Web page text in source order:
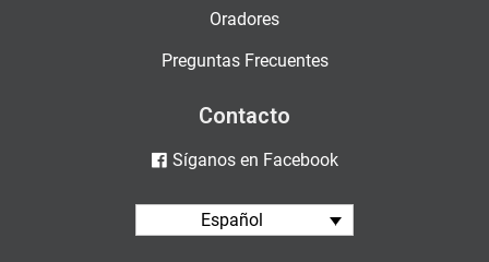
Oradores
Preguntas Frecuentes
Contacto
Síganos en Facebook
Español